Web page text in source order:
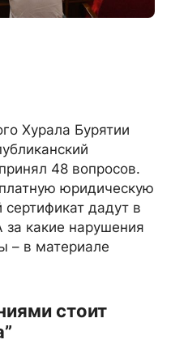
Хурала Бурятии
48 вопросов.
юридическую
дадут в
за какие нарушения
– в материале
стоит